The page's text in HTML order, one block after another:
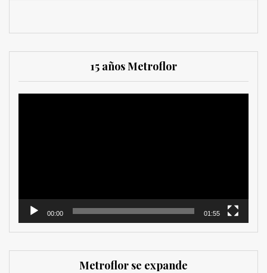
15 años Metroflor
00:00 01:55
Metroflor se expande